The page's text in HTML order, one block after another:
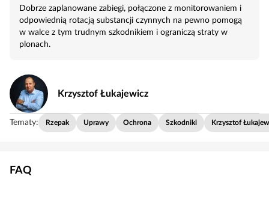
Dobrze zaplanowane zabiegi, połączone z monitorowaniem i
odpowiednią rotacją substancji czynnych na pewno pomogą
w walce z tym trudnym szkodnikiem i ograniczą straty w
plonach.
Krzysztof Łukajewicz
Tematy: Rzepak Uprawy Ochrona Szkodniki Krzysztof
FAQ